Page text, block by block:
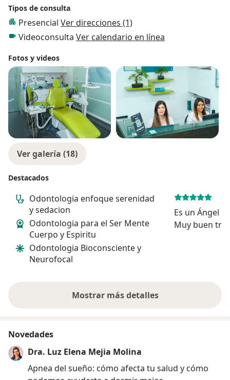
Tipos de consulta
Presencial Ver direcciones (1)
Videoconsulta Ver calendario en línea
Fotos y videos
Ver galería (18)
Destacados
Odontologia enfoque serenidad
y sedacion
Odontologia para el Ser Mente
Cuerpo y Espiritu
Odontologia Bioconsciente y
Neurofocal
Es un Ángel Excelente atencion.
Muy buen
Mostrar más detalles
sobre la experiencia
Novedades
Dra. Luz Elena Mejia Molina
Apnea del sueño: cómo afecta tu salud y cómo